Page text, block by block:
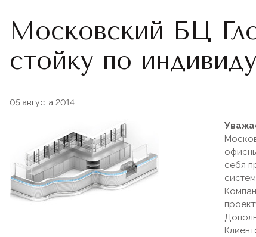
Московский БЦ
стойку по
05 августа 2014 г.
себя